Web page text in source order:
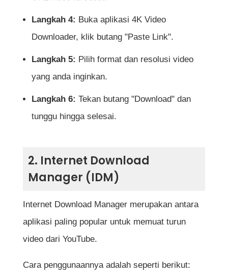
Langkah 4: Buka aplikasi 4K Video
Downloader, klik butang "Paste Link".
Langkah 5: Pilih format dan resolusi video
yang anda inginkan.
Langkah 6: Tekan butang "Download" dan
tunggu hingga selesai.
2. Internet Download
Manager (IDM)
Internet Download Manager merupakan antara
aplikasi paling popular untuk memuat turun
video dari YouTube.
Cara penggunaannya adalah seperti berikut: